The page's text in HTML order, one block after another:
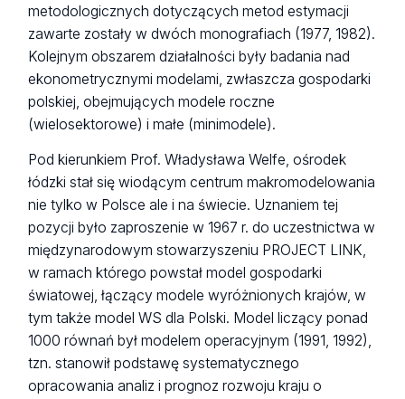
metodologicznych dotyczących metod estymacji
zawarte zostały w dwóch monografiach (1977, 1982).
Kolejnym obszarem działalności były badania nad
ekonometrycznymi modelami, zwłaszcza gospodarki
polskiej, obejmujących modele roczne
(wielosektorowe) i małe (minimodele).
Pod kierunkiem Prof. Władysława Welfe, ośrodek
łódzki stał się wiodącym centrum makromodelowania
nie tylko w Polsce ale i na świecie. Uznaniem tej
pozycji było zaproszenie w 1967 r. do uczestnictwa w
międzynarodowym stowarzyszeniu PROJECT LINK,
w ramach którego powstał model gospodarki
światowej, łączący modele wyróżnionych krajów, w
tym także model WS dla Polski. Model liczący ponad
1000 równań był modelem operacyjnym (1991, 1992),
tzn. stanowił podstawę systematycznego
opracowania analiz i prognoz rozwoju kraju o